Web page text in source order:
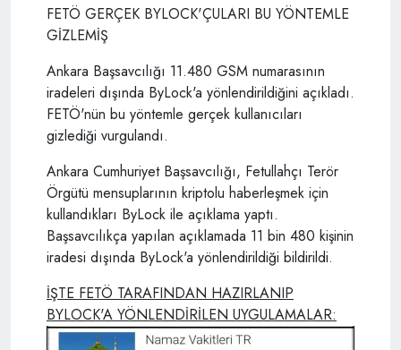
FETÖ GERÇEK BYLOCK'ÇULARI BU YÖNTEMLE
GİZLEMİŞ
Ankara Başsavcılığı 11.480 GSM numarasının
iradeleri dışında ByLock'a yönlendirildiğini açıkladı.
FETÖ'nün bu yöntemle gerçek kullanıcıları
gizlediği vurgulandı.
Ankara Cumhuriyet Başsavcılığı, Fetullahçı Terör
Örgütü mensuplarının kriptolu haberleşmek için
kullandıkları ByLock ile açıklama yaptı.
Başsavcılıkça yapılan açıklamada 11 bin 480 kişinin
iradesi dışında ByLock'a yönlendirildiği bildirildi.
İŞTE FETÖ TARAFINDAN HAZIRLANIP
BYLOCK'A YÖNLENDİRİLEN UYGULAMALAR: